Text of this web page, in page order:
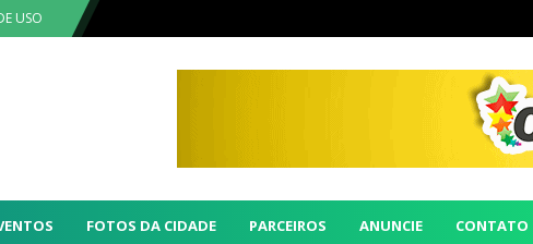
USO
FOTOS DA CIDADE PARCEIROS ANUNCIE CONTATO